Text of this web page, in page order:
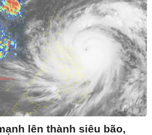
lên thành siêu bão,